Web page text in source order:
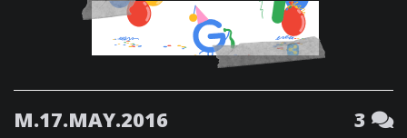
M.17.MAY.2016 3